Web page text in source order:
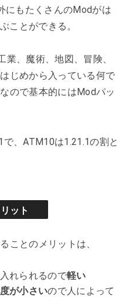
にもたくさんのModがは
ことができる。
、魔術、地図、冒険、
じめから入っている何で
ので基本的にはModパッ
、ATM10は1.21.1の割と
ット
ことのメリットは、
れられるので軽い
が小さいので人によって